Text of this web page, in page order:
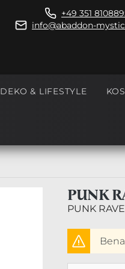
+49 351
info@abaddon-
DEKO & LIFESTYLE
PUNK
PUNK RAVE